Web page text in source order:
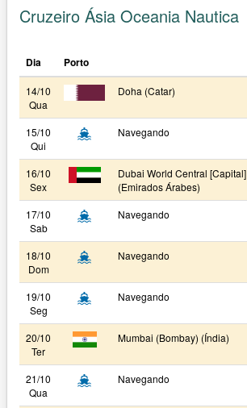
Cruzeiro Ásia Oceania Nautica
Dia Porto
14/10
Qua
Doha (Catar)
15/10
Qui
Navegando
16/10
Sex
Dubai World Central [Capital]
(Emirados Árabes)
17/10
Sab
Navegando
18/10
Dom
Navegando
19/10
Seg
Navegando
20/10
Ter
Mumbai (Bombay) (Índia)
21/10
Qua
Navegando